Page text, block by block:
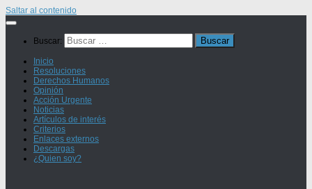
Saltar al contenido
Buscar:
Inicio
Resoluciones
Derechos Humanos
Opinión
Acción Urgente
Noticias
Artículos de interés
Criterios
Enlaces externos
Descargas
¿Quien soy?